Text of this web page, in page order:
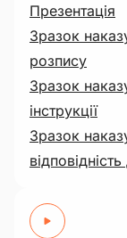
Презентація
Зразок
розпису
Зразок
інструкції
Зразок